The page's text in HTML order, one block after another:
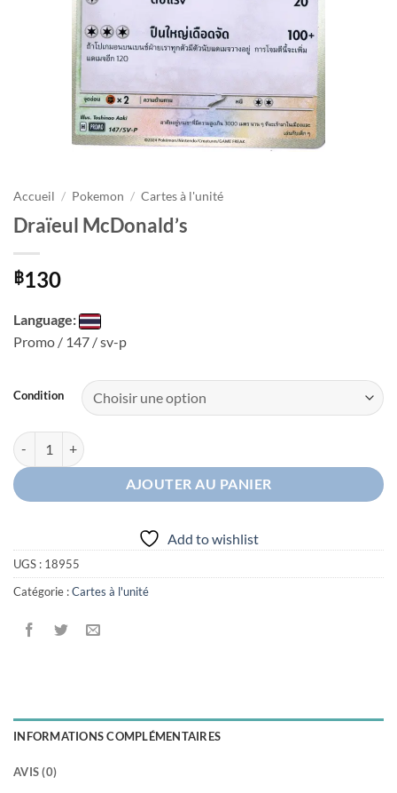
Accueil / Pokemon / Cartes à l'unité
Draïeul McDonald’s
฿130
Language:
Promo / 147 / sv-p
Condition
quantité de Draïeul McDonald's
AJOUTER AU PANIER
Add to wishlist
UGS : 18955
Catégorie :Cartes à l'unité
INFORMATIONS COMPLÉMENTAIRES
AVIS (0)